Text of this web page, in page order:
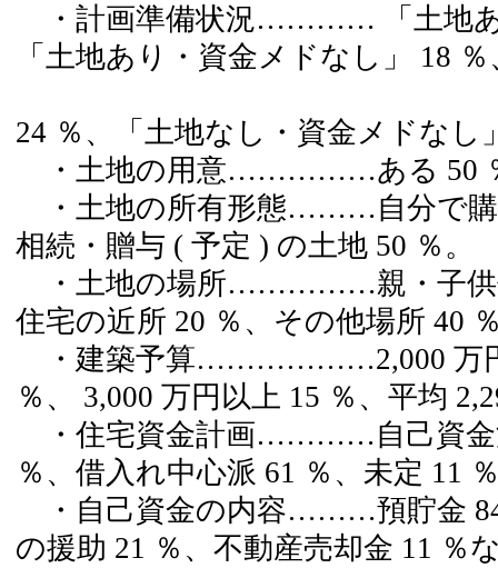
・計画準備状況………… 「土地あ
「土地あり・資金メドなし」 18 ％
24 ％、「土地なし・資金メドなし
・土地の用意……………ある 50
・土地の所有形態………自分で購
相続・贈与 ( 予定 ) の土地 50 ％。
・土地の場所……………親・子供
住宅の近所 20 ％、その他場所 40
・建築予算………………2,000 万円
％、 3,000 万円以上 15 ％、平均
・住宅資金計画…………自己資金
％、借入れ中心派 61 ％、未定 11
・自己資金の内容………預貯金 84
の援助 21 ％、不動産売却金 11 ％